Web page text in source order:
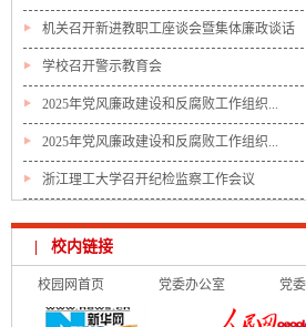
机关召开新进教职工座谈会暨集体廉政谈话
学校召开警示教育会
2025年党风廉政建设和反腐败工作组织...
2025年党风廉政建设和反腐败工作组织...
浙江理工大学召开纪检监察工作会议
| 校内链接
校园网首页 党委办公室 党